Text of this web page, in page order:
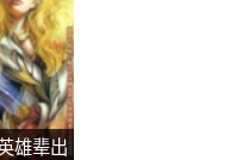
雄辈出